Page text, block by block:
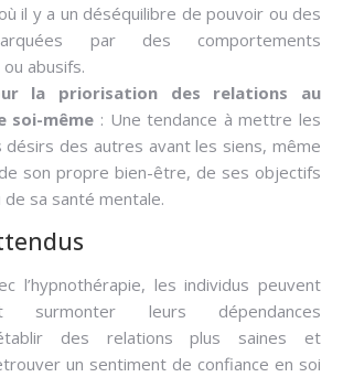
il y a un déséquilibre de pouvoir ou des
par des comportements
abusifs.
la priorisation des relations au
soi-même : Une tendance à mettre les
des autres avant les siens, même
son propre bien-être, de ses objectifs
sa santé mentale.
l’hypnothérapie, les individus peuvent
surmonter leurs dépendances
des relations plus saines et
un sentiment de confiance en soi